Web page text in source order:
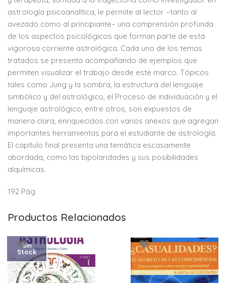
astrología psicoanalítica, le permite al lector –tanto al
avezado como al principiante– una comprensión profunda
de los aspectos psicológicos que forman parte de esta
vigorosa corriente astrológica. Cada uno de los temas
tratados se presenta acompañando de ejemplos que
permiten visualizar el trabajo desde este marco. Tópicos
tales como Jung y la sombra, la estructura del lenguaje
simbólico y del astrológico, el Proceso de individuación y el
lenguaje astrológico, entre otros, son expuestos de
manera clara, enriquecidos con varios anexos que agregan
importantes herramientas para el estudiante de astrología.
El capítulo final presenta una temática escasamente
abordada, como las bipolaridades y sus posibilidades
alquímicas.
192 Pág.
Productos Relacionados
Sin
Stock